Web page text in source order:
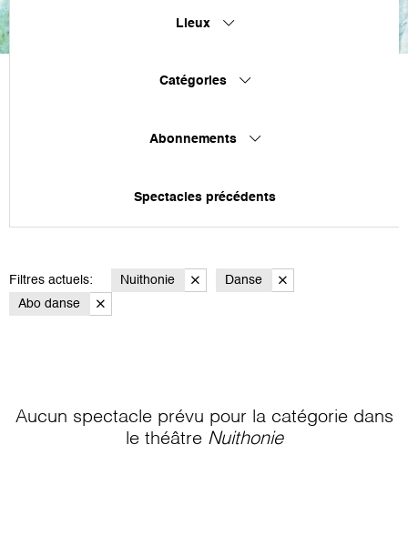
Lieux
Catégories
Abonnements
Spectacles précédents
Filtres actuels: Nuithonie
Danse
Abo danse
Aucun spectacle prévu pour la catégorie dans
le théâtre Nuithonie